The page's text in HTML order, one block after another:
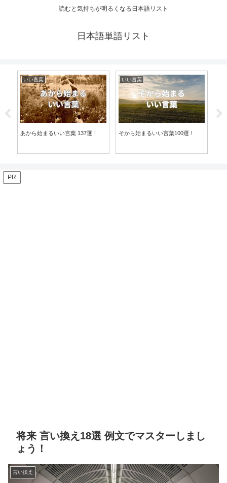
読むと気持ちが明るくなる日本語リスト
日本語単語リスト
いい言葉
あから始まるいい言葉 137選！
いい言葉
そから始まるいい言葉100選！
PR
将来 言い換え18選 例文でマスターしまし
ょう！
言い換え